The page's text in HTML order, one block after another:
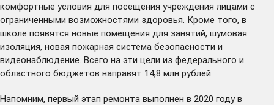
комфортные условия для посещения учреждения лицами с
ограниченными возможностями здоровья. Кроме того, в
школе появятся новые помещения для занятий, шумовая
изоляция, новая пожарная система безопасности и
видеонаблюдение. Всего на эти цели из федерального и
областного бюджетов направят 14,8 млн рублей.
Напомним, первый этап ремонта выполнен в 2020 году в